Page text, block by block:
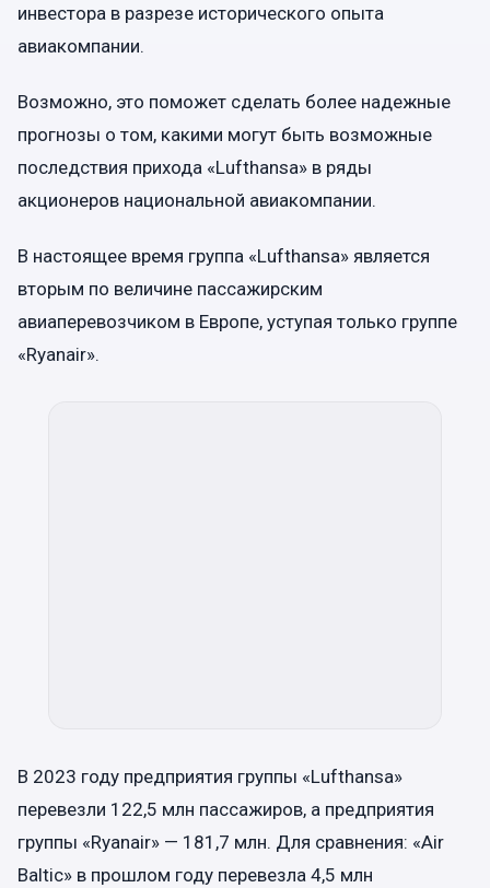
инвестора в разрезе исторического опыта
авиакомпании.
Возможно, это поможет сделать более надежные
прогнозы о том, какими могут быть возможные
последствия прихода «Lufthansa» в ряды
акционеров национальной авиакомпании.
В настоящее время группа «Lufthansa» является
вторым по величине пассажирским
авиаперевозчиком в Европе, уступая только группе
«Ryanair».
В 2023 году предприятия группы «Lufthansa»
перевезли 122,5 млн пассажиров, а предприятия
группы «Ryanair» — 181,7 млн. Для сравнения: «Air
Baltic» в прошлом году перевезла 4,5 млн